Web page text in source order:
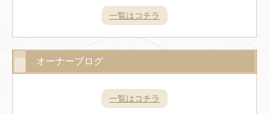
一覧はコチラ
オーナーブログ
一覧はコチラ